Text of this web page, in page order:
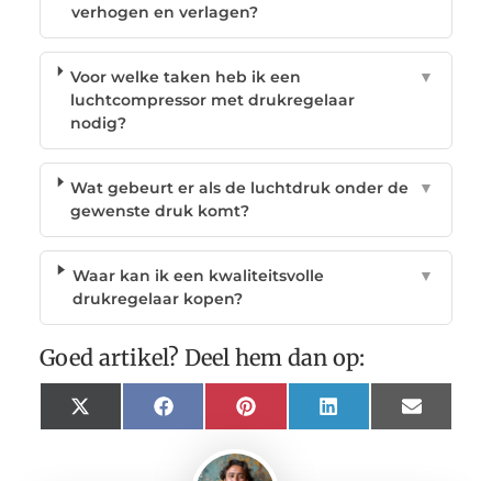
verhogen en verlagen?
Voor welke taken heb ik een
luchtcompressor met drukregelaar
nodig?
▼
Wat gebeurt er als de luchtdruk onder de
gewenste druk komt?
▼
Waar kan ik een kwaliteitsvolle
drukregelaar kopen?
▼
Goed artikel? Deel hem dan op:
X
(Twitter)
FacebookPinterest LinkedIn Email